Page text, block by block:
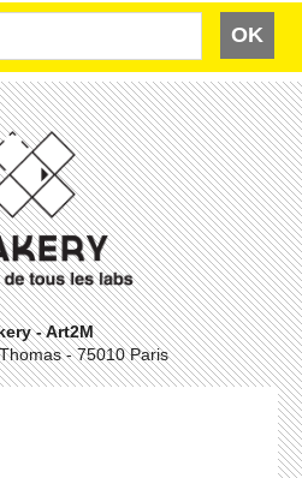
OK
- Art2M
- 75010 Paris